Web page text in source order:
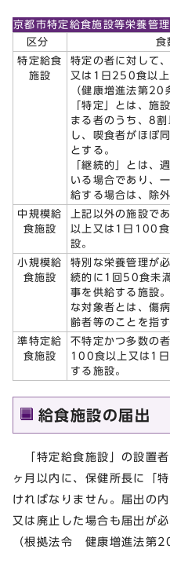
京都市特定給食施設等栄養管
区分
食
特定給食
施設
特定の者に対して
又は1日250食以上
（健康増進法第20
「特定」とは、施
まる者のうち、8
し、喫食者がほぼ
とする。
「継続的」とは、
いる場合であり、
給する場合は、除外
中規模給
食施設
上記以外の施設で
以上又は1日100食
設。
小規模給
食施設
特別な栄養管理が
続的に1回50食未
事を供給する施設
な対象者とは、傷
齢者等のことを指す
準特定給
食施設
不特定かつ多数の
100食以上又は1
する施設。
給食施設の届出
「特定給食施設」の設置
ヶ月以内に、保健所長に「
ければなりません。届出の
又は廃止した場合も届出が必
（根拠法令 健康増進法第